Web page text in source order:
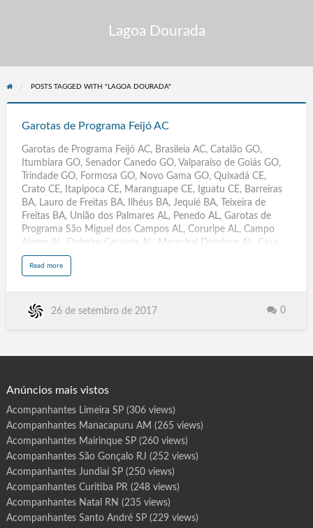
Lagoa Dourada
POSTS TAGGED WITH "LAGOA DOURADA"
Feijó
Garotas de Programa Feijó AC
Garotas de Programa Feijó AC, Brasileia AC, Catalão GO,
Itumbiara GO, Senador Canedo GO, Valparaíso de Goiás GO,
Trindade GO, Formosa GO, Novo Gama GO, Quixadá CE,
Crato CE, Itapipoca CE, Maranguape CE, Iguatu CE, Barreiras
BA, Lauro de Freitas BA, Ilhéus BA, Jequié BA, Teixeira de
Freitas BA, União dos Palmares AL, Penedo AL, Garotas de
Programa São Miguel dos Campos AL, Coruripe AL, Campo
Alegre AL, Delmiro Gouveia AL, Marechal Deodoro AL, Casa
Branca SP, Iguape SP, Juquitiba SP, Araguatins TO, Colinas do
Tocantins TO, Guaraí TO, Cândido Mota SP, Biritiba Mirim SP,
Agudo SP, Criciúma SC, Itajaí SC, Guararapes SP, Cachoeira
Read morea
t
r
e
r
m
a
e
j
A
C
26 de setembro de 2017 0
Anúncios mais vistos
Acompanhantes Limeira SP(306 views)
Acompanhantes Manacapuru AM (265 views)
Acompanhantes Mairinque SP(260 views)
Acompanhantes São Gonçalo RJ (252 views)
Acompanhantes Jundiaí SP(250 views)
Acompanhantes Curitiba PR(248 views)
Acompanhantes Natal RN (235 views)
Acompanhantes Santo André SP(229 views)